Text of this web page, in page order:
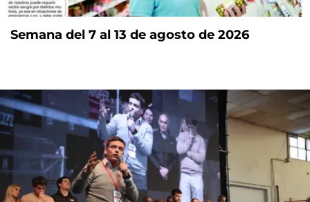
Semana del 7 al 13 de agosto de 2026